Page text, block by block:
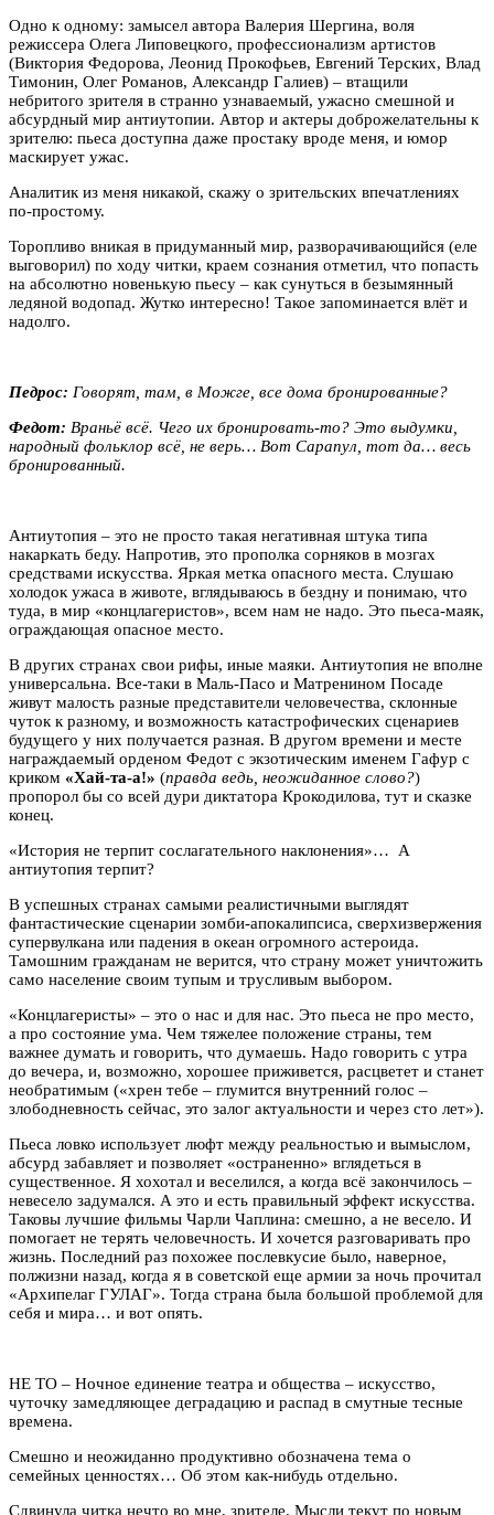
Одно к одному: замысел автора Валерия Шергина, воля
режиссера Олега Липовецкого, профессионализм артистов
(Виктория Федорова, Леонид Прокофьев, Евгений Терских, Влад
Тимонин, Олег Романов, Александр Галиев) – втащили
небритого зрителя в странно узнаваемый, ужасно смешной и
абсурдный мир антиутопии. Автор и актеры доброжелательны к
зрителю: пьеса доступна даже простаку вроде меня, и юмор
маскирует ужас.
Аналитик из меня никакой, скажу о зрительских впечатлениях
по-простому.
Торопливо вникая в придуманный мир, разворачивающийся (еле
выговорил) по ходу читки, краем сознания отметил, что попасть
на абсолютно новенькую пьесу – как сунуться в безымянный
ледяной водопад. Жутко интересно! Такое запоминается влёт и
надолго.
Педрос: Говорят, там, в Можге, все дома бронированные?
Федот: Враньё всё. Чего их бронировать-то? Это выдумки,
народный фольклор всё, не верь… Вот Сарапул, тот да… весь
бронированный.
Антиутопия – это не просто такая негативная штука типа
накаркать беду. Напротив, это прополка сорняков в мозгах
средствами искусства. Яркая метка опасного места. Слушаю
холодок ужаса в животе, вглядываюсь в бездну и понимаю, что
туда, в мир «концлагеристов», всем нам не надо. Это пьеса-маяк,
ограждающая опасное место.
В других странах свои рифы, иные маяки. Антиутопия не вполне
универсальна. Все-таки в Маль-Пасо и Матренином Посаде
живут малость разные представители человечества, склонные
чуток к разному, и возможность катастрофических сценариев
будущего у них получается разная. В другом времени и месте
награждаемый орденом Федот с экзотическим именем Гафур с
криком «Хай-та-а!» (правда ведь, неожиданное слово?)
пропорол бы со всей дури диктатора Крокодилова, тут и сказке
конец.
«История не терпит сослагательного наклонения»… А
антиутопия терпит?
В успешных странах самыми реалистичными выглядят
фантастические сценарии зомби-апокалипсиса, сверхизвержения
супервулкана или падения в океан огромного астероида.
Тамошним гражданам не верится, что страну может уничтожить
само население своим тупым и трусливым выбором.
«Концлагеристы» – это о нас и для нас. Это пьеса не про место,
а про состояние ума. Чем тяжелее положение страны, тем
важнее думать и говорить, что думаешь. Надо говорить с утра
до вечера, и, возможно, хорошее приживется, расцветет и станет
необратимым («хрен тебе – глумится внутренний голос –
злободневность сейчас, это залог актуальности и через сто лет»).
Пьеса ловко использует люфт между реальностью и вымыслом,
абсурд забавляет и позволяет «остраненно» вглядеться в
существенное. Я хохотал и веселился, а когда всё закончилось –
невесело задумался. А это и есть правильный эффект искусства.
Таковы лучшие фильмы Чарли Чаплина: смешно, а не весело. И
помогает не терять человечность. И хочется разговаривать про
жизнь. Последний раз похожее послевкусие было, наверное,
полжизни назад, когда я в советской еще армии за ночь прочитал
«Архипелаг ГУЛАГ». Тогда страна была большой проблемой для
себя и мира… и вот опять.
НЕ ТО – Ночное единение театра и общества – искусство,
чуточку замедляющее деградацию и распад в смутные тесные
времена.
Смешно и неожиданно продуктивно обозначена тема о
семейных ценностях… Об этом как-нибудь отдельно.
Сдвинула читка нечто во мне, зрителе. Мысли текут по новым